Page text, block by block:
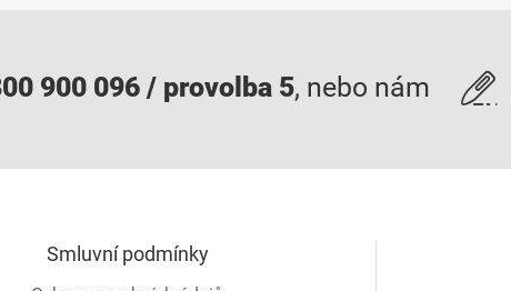
900 096 / provolba 5, nebo nám
Smluvní podmínky